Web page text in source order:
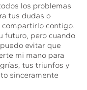
los problemas
tus dudas o
compartirlo contigo.
futuro, pero cuando
evitar que
mi mano para
tus triunfos y
sinceramente